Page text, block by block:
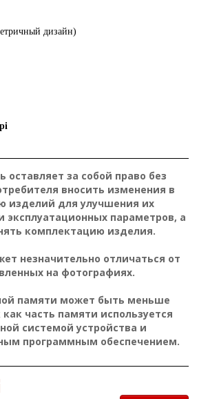
дизайн)
оставляет за собой право без
вносить изменения в
изделий для улучшения их
эксплуатационных параметров, а
комплектацию изделия.
незначительно отличаться от
на фотографиях.
памяти может быть меньше
как часть памяти используется
системой устройства и
программным обеспечением.